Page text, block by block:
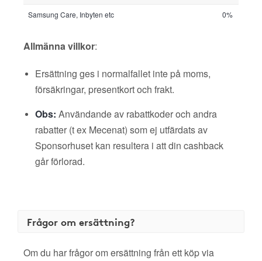
Samsung Care, Inbyten etc
0%
Allmänna villkor:
Ersättning ges i normalfallet inte på moms,
försäkringar, presentkort och frakt.
Obs: Användande av rabattkoder och andra
rabatter (t ex Mecenat) som ej utfärdats av
Sponsorhuset kan resultera i att din cashback
går förlorad.
Frågor om ersättning?
Om du har frågor om ersättning från ett köp via